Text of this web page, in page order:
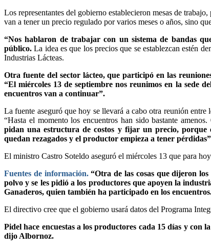
Los representantes del gobierno establecieron mesas de
van a tener un precio regulado por varios meses o años, sino
“Nos hablaron de trabajar con un sistema de bandas
público. La idea es que los precios que se establezcan estén
Industrias Lácteas.
Otra fuente del sector lácteo, que participó en las
“El miércoles 13 de septiembre nos reunimos en la sede
encuentros van a continuar”.
La fuente aseguró que hoy se llevará a cabo otra reunión
“Hasta el momento los encuentros han sido bastante
pidan una estructura de costos y fijar un precio, porque
quedan rezagados y el productor empieza a tener
El ministro Castro Soteldo aseguró el miércoles 13 que para
Fuentes de información. “Otra de las cosas que dijeron
polvo y se les pidió a los productores que apoyen la
Ganaderos, quien también ha participado en los
El directivo cree que el gobierno usará datos del Programa
Pidel hace encuestas a los productores cada 15 días y con
dijo Albornoz.